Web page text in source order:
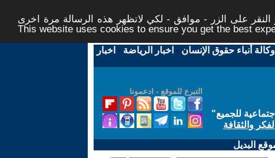
على الزر - موافق - لكي لاتظهر هذه الرسالة مرة اخرى -
This website uses cookies to ensure you get the best
وكالة أنباء حقوق الإنسان - اخبار الرياضة - اخبار
التبرع للموقع - ادعمونا
للجميع"
والثقافة
البديل